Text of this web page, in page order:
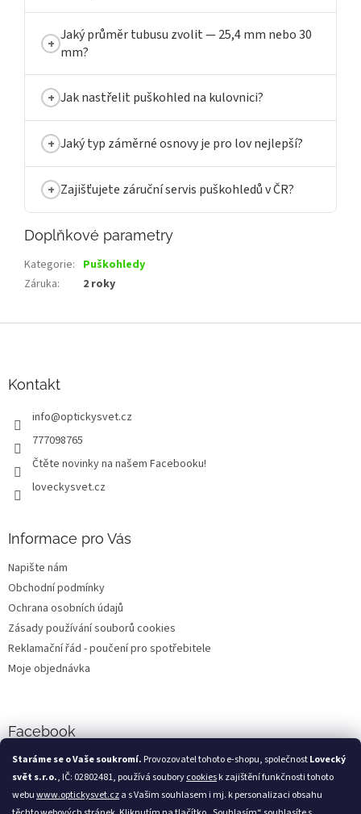
Staráme se o Vaše soukromí. Provozovatel tohoto e-shopu, společnostLovecký
svět s.r.o., IČ: 02802481, používá souborycookiesk zajištění funkčnosti tohoto
webuwww.optickysvet.cza s Vašim souhlasem i mj. k personalizaci obsahu
Jaký průměr tubusu zvolit — 25,4 mm nebo 30
mm?
Jak nastřelit puškohled na kulovnici?
Jaký typ záměrné osnovy je pro lov nejlepší?
Zajišťujete záruční servis puškohledů v ČR?
Doplňkové parametry
Kategorie: Puškohledy
Záruka: 2 roky
Kontakt
info@optickysvet.cz
777098765
Čtěte novinky na našem Facebooku!
loveckysvet.cz
Informace pro Vás
Napište nám
Obchodní podmínky
Ochrana osobních údajů
Zásady používání souborů cookies
Reklamační řád - poučení pro spotřebitele
Moje objednávka
Facebook
Loveckýsvět.cz